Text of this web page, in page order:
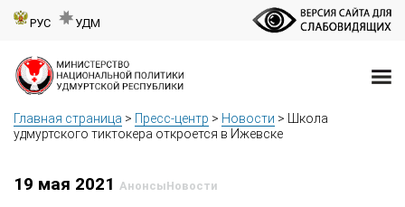
РУС УДМ
Главная страница > Пресс-центр > Новости > Школа
удмуртского тиктокера откроется в Ижевске
19 мая 2021 АнонсыНовости